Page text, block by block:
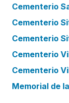
Cementerio
Cementerio
Cementerio
Cementerio
Cementerio
Memorial de